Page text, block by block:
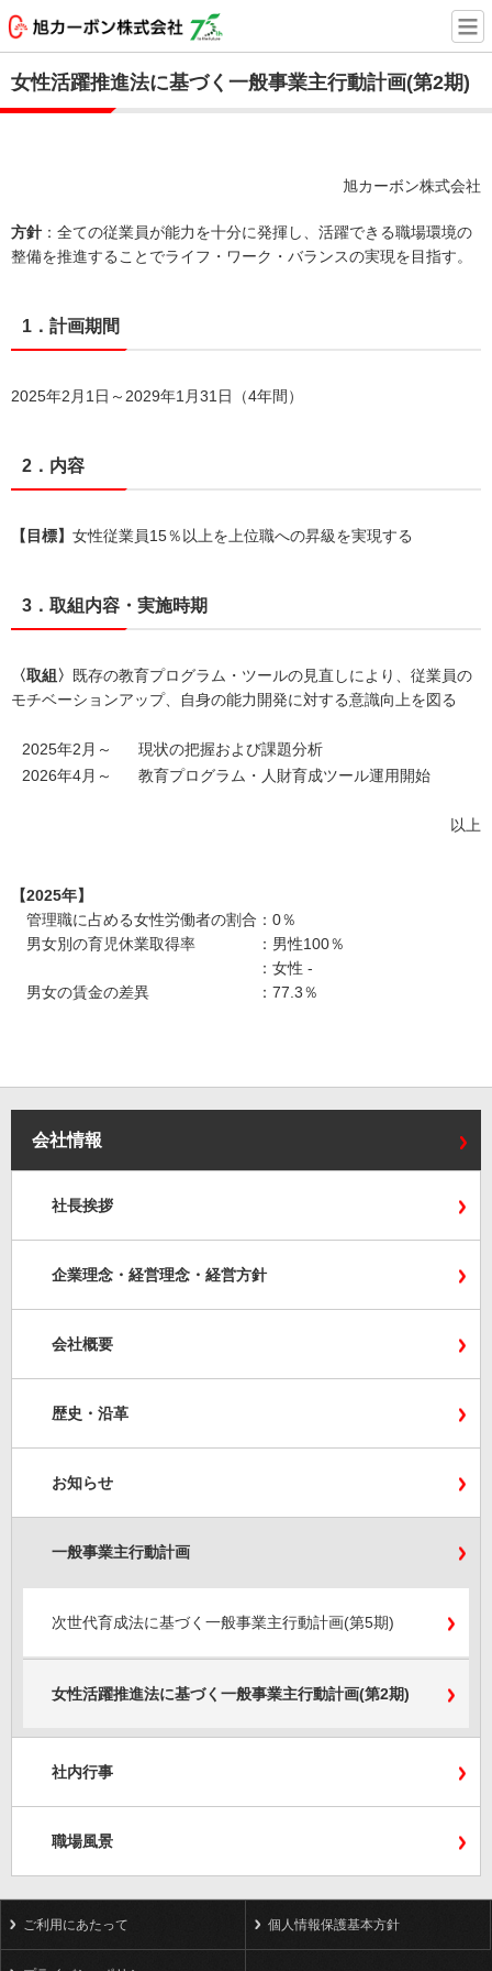
女性活躍推進法に基づく一般事業主行動計画(第2期)
旭カーボン株式会社
方針 ：全ての従業員が能力を十分に発揮し、活躍できる職場環境の
整備を推進することでライフ・ワーク・バランスの実現を目指す。
1．計画期間
2025年2月1日～2029年1月31日（4年間）
2．内容
【目標】 女性従業員15％以上を上位職への昇級を実現する
3．取組内容・実施時期
〈取組〉
既存の教育プログラム・ツールの見直しにより、従業員の
モチベーションアップ、自身の能力開発に対する意識向上を図る
2025年2月～
現状の把握および課題分析
2026年4月～
教育プログラム・人財育成ツール運用開始
以上
【2025年】
管理職に占める女性労働者の割合：0％
男女別の育児休業取得率 ：男性100％
：女性 -
男女の賃金の差異 ：77.3％
会社情報
社長挨拶
企業理念・経営理念・経営方針
会社概要
歴史・沿革
お知らせ
一般事業主行動計画
次世代育成法に基づく一般事業主行動計画(第5期)
女性活躍推進法に基づく一般事業主行動計画(第2期)
社内行事
職場風景
ご利用にあたって 個人情報保護基本方針